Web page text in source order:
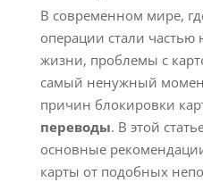
В современном мире,
операции стали
жизни, проблемы с
самый ненужный
причин блокировки
переводы. В этой
основные
карты от подобных